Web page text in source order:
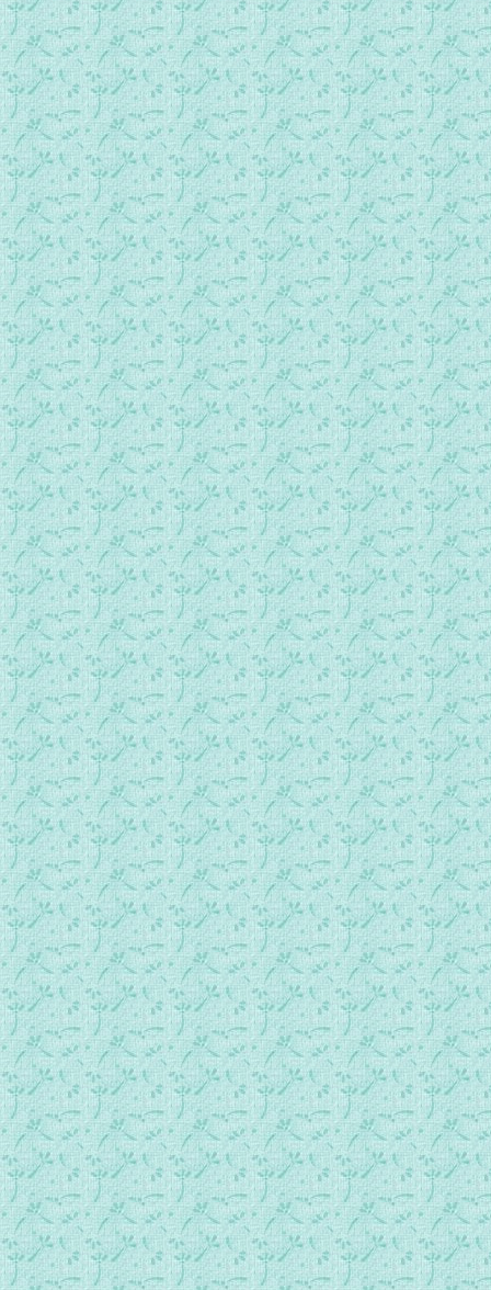
艾赛尼亚和平福音__第3册第3节-1.mp3
艾赛尼亚和平福音__第3册第3节-2.mp3
艾赛尼亚和平福音__第3册第3节-3.mp3
艾赛尼亚和平福音__第3册第3节-4.mp3
艾赛尼亚和平福音__第3册第3节-5.mp3
艾赛尼亚和平福音__第3册第3节-6.mp3
艾赛尼亚和平福音__第3册第3节-7.mp3
艾赛尼亚和平福音__第3册第3节-8.mp3
艾赛尼亚和平福音__第3册第3节-9.mp3
艾赛尼亚和平福音__第3册第3节-10.mp3
艾赛尼亚和平福音__第3册第3节-11.mp3
艾赛尼亚和平福音__第3册第3节-12.mp3
艾赛尼亚和平福音__第4册第1节-1.mp3
艾赛尼亚和平福音__第4册第1节-2.mp3
艾赛尼亚和平福音__第4册第1节-3.mp3
艾赛尼亚和平福音__第4册第1节-4.mp3
艾赛尼亚和平福音__第4册第2节-1.mp3
艾赛尼亚和平福音__第4册第2节-2.mp3
艾赛尼亚和平福音__第4册第2节-3.mp3
艾赛尼亚和平福音__第4册第2节-4.mp3
艾赛尼亚和平福音__第4册第2节-5.mp3
艾赛尼亚和平福音__第4册第3节-1.mp3
艾赛尼亚和平福音__第4册第3节-2.mp3
艾赛尼亚和平福音__第4册第3节-3.mp3
艾赛尼亚和平福音__第4册第3节-4.mp3
艾赛尼亚和平福音__第4册第3节-5.mp3
艾赛尼亚和平福音__第4册第3节-6.mp3
艾赛尼亚和平福音__第4册第4节-1.mp3
艾赛尼亚和平福音__第4册第4节-2（本书完，愿一切生命得